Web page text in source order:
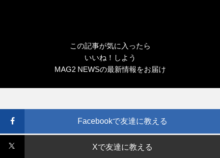
この記事が気に入ったら
いいね！しよう
MAG2 NEWSの最新情報をお届け
Facebookで友達に教える
Xで友達に教える